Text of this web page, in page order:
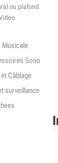
ou plafond
Sono
Câblage
surveillance